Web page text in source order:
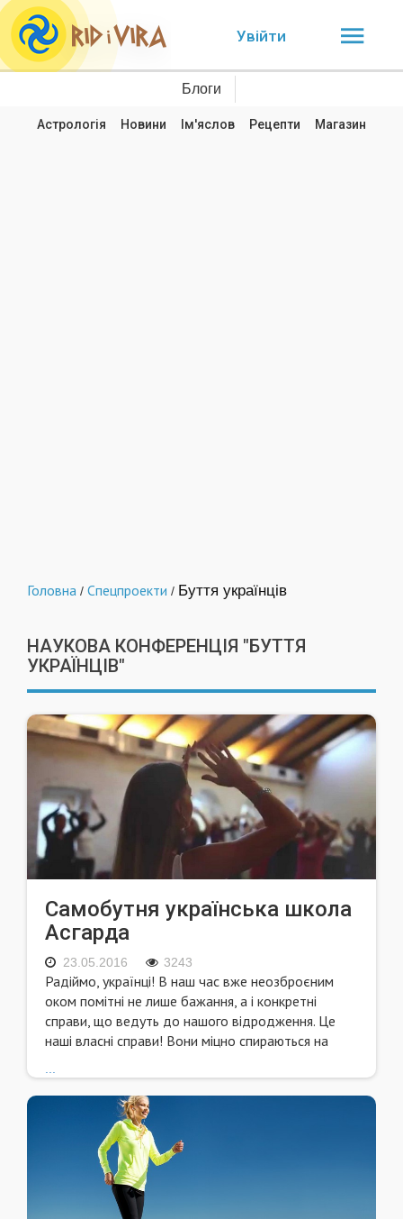
Увійти
Блоги
Астрологія Новини Ім'яслов Рецепти Магазин
Головна / Спецпроекти / Буття українців
НАУКОВА КОНФЕРЕНЦІЯ "БУТТЯ
УКРАЇНЦІВ"
Самобутня українська школа
Асгарда
23.05.2016 3243
Радiймо, українцi! В наш час вже неозброєним
оком помiтнi не лише бажання, а i конкретнi
справи, що ведуть до нашого вiдродження. Це
нашi власнi справи! Вони мiцно спираються на
...